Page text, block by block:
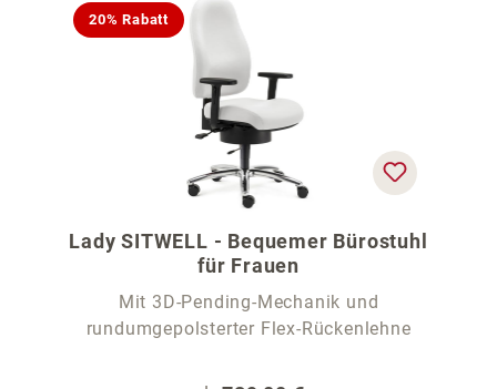
20% Rabatt
Lady SITWELL - Bequemer Bürostuhl
für Frauen
Mit 3D-Pending-Mechanik und
rundumgepolsterter Flex-Rückenlehne